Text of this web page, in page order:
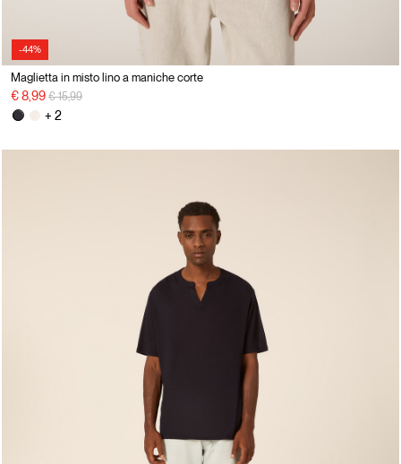
-44%
Maglietta in misto lino a maniche corte
€ 8,99 Price reduced from
€ 15,99to
+ 2